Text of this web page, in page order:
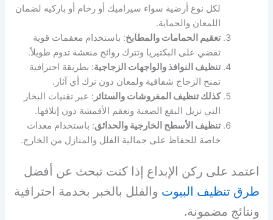
لكل نوع أرضية سواء سيراميك أو رخام أو باركيه لضمان
اللمعان والحماية.
تعقيم الحمامات والمطابخ: باستخدام معقمات قوية
تقضي على البكتيريا وتترك روائح منعشة تدوم طويلاً.
تنظيف النوافذ والواجهات الزجاجية: بطريقة احترافية
تمنح الزجاج شفافية ولمعان دون ترك أي آثار.
كذلك تنظيف المفروشات والستائر : عبر تقنيات البخار
التي تزيل البقع الصعبة وتعقم الأقمشة دون إتلافها.
تنظيف الأسطح الخارجية والحدائق: باستخدام معدات
خاصة للحفاظ على جمالية الفلل والمنازل من الخارج.
اعتمد على ركن الإبداع إذا كنت تبحث عن أفضل
طرق تنظيف البيوت والفلل بالخبر بخدمة احترافية
ونتائج مضمونة.